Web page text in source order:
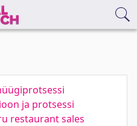
ja protsessi
restaurant sales